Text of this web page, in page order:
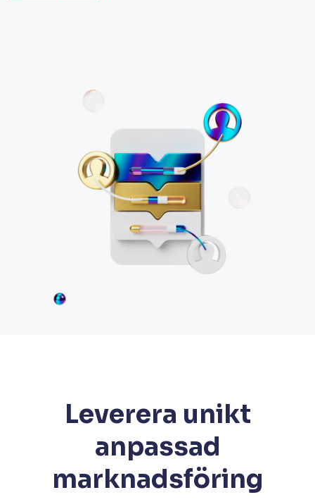
Leverera unikt
anpassad
marknadsföring